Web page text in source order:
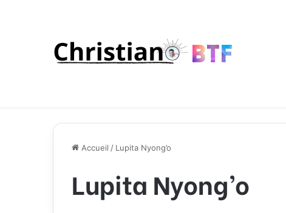
Accueil / Lupita Nyong’o
Lupita Nyong’o